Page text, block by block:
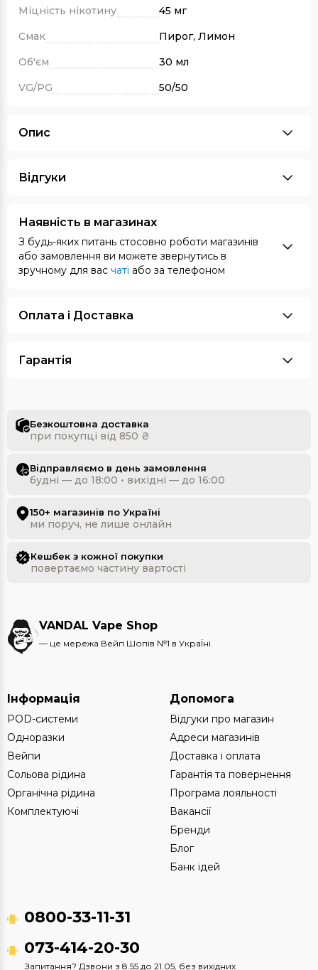
Міцність нікотину
45 мг
Смак
Пирог, Лимон
Об'єм
30 мл
VG/PG
50/50
Опис
Відгуки
Наявність в магазинах
З будь-яких питань стосовно роботи магазинів
або замовлення ви можете звернутись в
зручному для вас чаті або за телефоном
Оплата i Доставка
Гарантія
Безкоштовна доставка
при покупці від 850 ₴
Відправляємо в день замовлення
будні — до 18:00 • вихідні — до 16:00
150+ магазинів по Україні
ми поруч, не лише онлайн
Кешбек з кожної покупки
повертаємо частину вартості
VANDAL Vape Shop
— це мережа Вейп Шопів №1 в УкраЇні.
Інформація
POD-системи
Одноразки
Вейпи
Сольова рідина
Органічна рідина
Комплектуючі
Допомога
Відгуки про магазин
Адреси магазинів
Доставка і оплата
Гарантія та повернення
Програма лояльності
Вакансії
Бренди
Блог
Банк ідей
0800-33-11-31
073-414-20-30
Запитання? Дзвони з 8.55 до 21.05, без вихідних